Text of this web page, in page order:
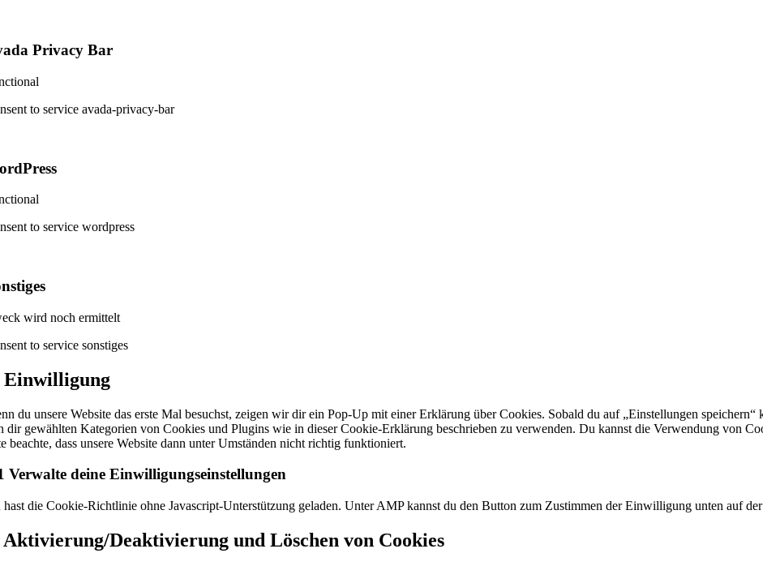
Privacy Bar
to service avada-privacy-bar
to service wordpress
wird noch ermittelt
to service sonstiges
Einwilligung
du unsere Website das erste Mal besuchst, zeigen wir dir ein Pop-Up mit einer Erklärung über Cookies. Sobald du auf „Einstellungen
dir gewählten Kategorien von Cookies und Plugins wie in dieser Cookie-Erklärung beschrieben zu verwenden. Du kannst die Verwendung von
beachte, dass unsere Website dann unter Umständen nicht richtig funktioniert.
Verwalte deine Einwilligungseinstellungen
hast die Cookie-Richtlinie ohne Javascript-Unterstützung geladen. Unter AMP kannst du den Button zum Zustimmen der Einwilligung unten auf
Aktivierung/Deaktivierung und Löschen von Cookies